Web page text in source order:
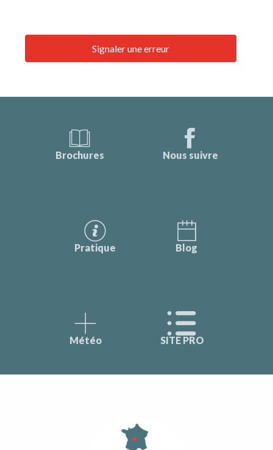
Signaler une erreur
Brochures Nous suivre
Pratique Blog
Météo SITE PRO